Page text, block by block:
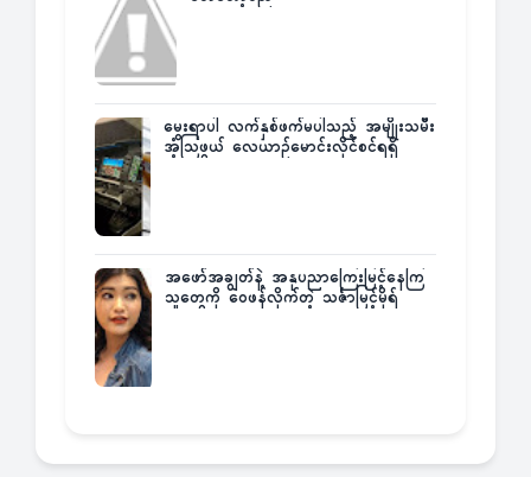
မွေးရာပါ လက်နှစ်ဖက်မပါသည့် အမျိုးသမီး
အံ့သြဖွယ် လေယာဉ်မောင်းလိုင်စင်ရရှိ
အဖော်အချွတ်နဲ့ အနုပညာကြေးမြင့်နေကြ
သူတွေကို ဝေဖန်လိုက်တဲ့ သင်္ဇာမြင့်မိုရ်